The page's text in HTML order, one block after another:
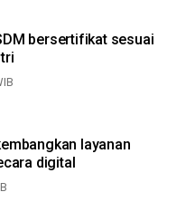
bersertifikat sesuai
layanan
digital